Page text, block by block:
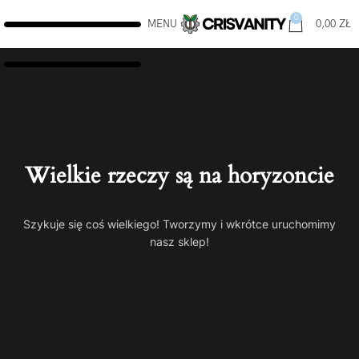
MENU 0 0,00 ZŁ
Wielkie rzeczy są na horyzoncie
Szykuje się coś wielkiego! Tworzymy i wkrótce uruchomimy
nasz sklep!